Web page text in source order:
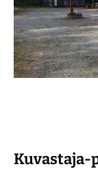
Kuvastaja-